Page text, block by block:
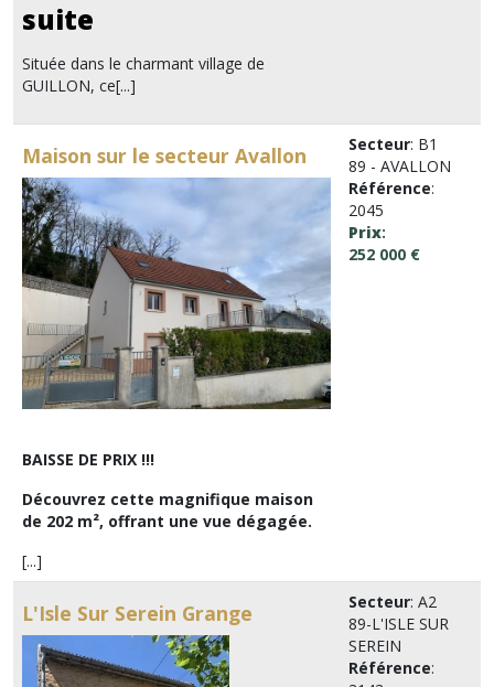
suite
Située dans le charmant village de
GUILLON, ce[...]
Maison sur le secteur Avallon
BAISSE DE PRIX !!!
Découvrez cette magnifique maison
de 202 m², offrant une vue dégagée.
[...]
Secteur: B1
89 - AVALLON
Référence:
2045
Prix:
252 000 €
L'Isle Sur Serein Grange Secteur: A2
89-L'ISLE SUR
SEREIN
Référence: